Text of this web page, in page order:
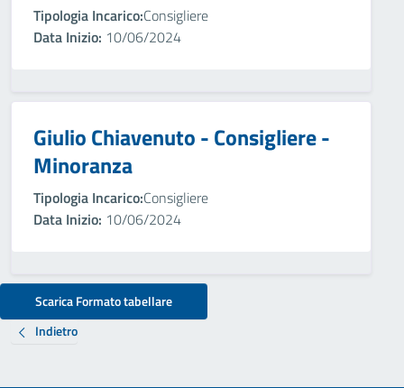
Tipologia Incarico:Consigliere
Data Inizio: 10/06/2024
Giulio Chiavenuto - Consigliere -
Minoranza
Tipologia Incarico:Consigliere
Data Inizio: 10/06/2024
Scarica Formato tabellare
Indietro